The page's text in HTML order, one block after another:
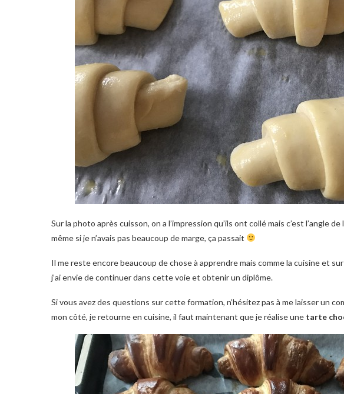
Sur la photo après cuisson, on a l’impression qu’ils ont collé mais c’est l’angle
même si je n’avais pas beaucoup de marge, ça passait
Il me reste encore beaucoup de chose à apprendre mais comme la cuisine et
j’ai envie de continuer dans cette voie et obtenir un diplôme.
Si vous avez des questions sur cette formation, n’hésitez pas à me laisser un
mon côté, je retourne en cuisine, il faut maintenant que je réalise une tarte